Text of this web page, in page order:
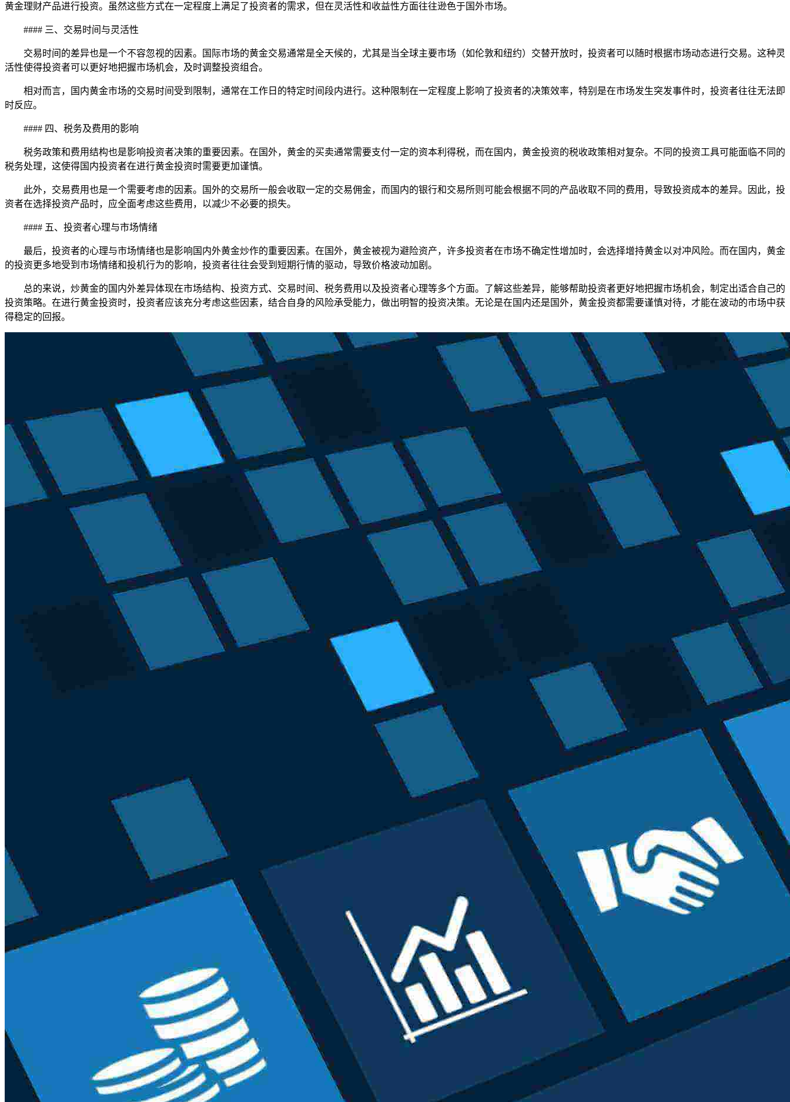
黄金理财产品进行投资。虽然这些方式在一定程度上满足了投资者的需求，但在灵活性和收益性方面往往逊色于国外市场。
#### 三、交易时间与灵活性
交易时间的差异也是一个不容忽视的因素。国际市场的黄金交易通常是全天候的，尤其是当全球主要市场（如伦敦和纽约）交替开放时，投资者可以随时根据市场动态进行交易。这种灵
活性使得投资者可以更好地把握市场机会，及时调整投资组合。
相对而言，国内黄金市场的交易时间受到限制，通常在工作日的特定时间段内进行。这种限制在一定程度上影响了投资者的决策效率，特别是在市场发生突发事件时，投资者往往无法即
时反应。
#### 四、税务及费用的影响
税务政策和费用结构也是影响投资者决策的重要因素。在国外，黄金的买卖通常需要支付一定的资本利得税，而在国内，黄金投资的税收政策相对复杂。不同的投资工具可能面临不同的
税务处理，这使得国内投资者在进行黄金投资时需要更加谨慎。
此外，交易费用也是一个需要考虑的因素。国外的交易所一般会收取一定的交易佣金，而国内的银行和交易所则可能会根据不同的产品收取不同的费用，导致投资成本的差异。因此，投
资者在选择投资产品时，应全面考虑这些费用，以减少不必要的损失。
#### 五、投资者心理与市场情绪
最后，投资者的心理与市场情绪也是影响国内外黄金炒作的重要因素。在国外，黄金被视为避险资产，许多投资者在市场不确定性增加时，会选择增持黄金以对冲风险。而在国内，黄金
的投资更多地受到市场情绪和投机行为的影响，投资者往往会受到短期行情的驱动，导致价格波动加剧。
总的来说，炒黄金的国内外差异体现在市场结构、投资方式、交易时间、税务费用以及投资者心理等多个方面。了解这些差异，能够帮助投资者更好地把握市场机会，制定出适合自己的
投资策略。在进行黄金投资时，投资者应该充分考虑这些因素，结合自身的风险承受能力，做出明智的投资决策。无论是在国内还是国外，黄金投资都需要谨慎对待，才能在波动的市场中获
得稳定的回报。